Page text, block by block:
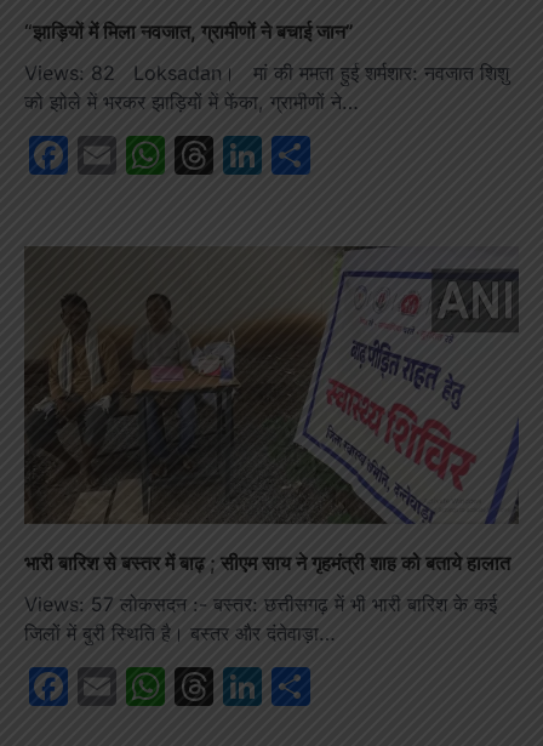
“झाड़ियों में मिला नवजात, ग्रामीणों ने बचाई जान”
Views: 82 Loksadan। मां की ममता हुई शर्मशार: नवजात शिशु
को झोले में भरकर झाड़ियों में फेंका, ग्रामीणों ने…
Facebook
EmailWhatsApp
Threads
LinkedIn
भारी बारिश से बस्तर में बाढ़ ; सीएम साय ने गृहमंत्री शाह को बताये हालात
Views: 57 लोकसदन :- बस्तर: छत्तीसगढ़ में भी भारी बारिश के कई
जिलों में बुरी स्थिति है। बस्तर और दंतेवाड़ा…
Facebook
EmailWhatsApp
Threads
LinkedIn